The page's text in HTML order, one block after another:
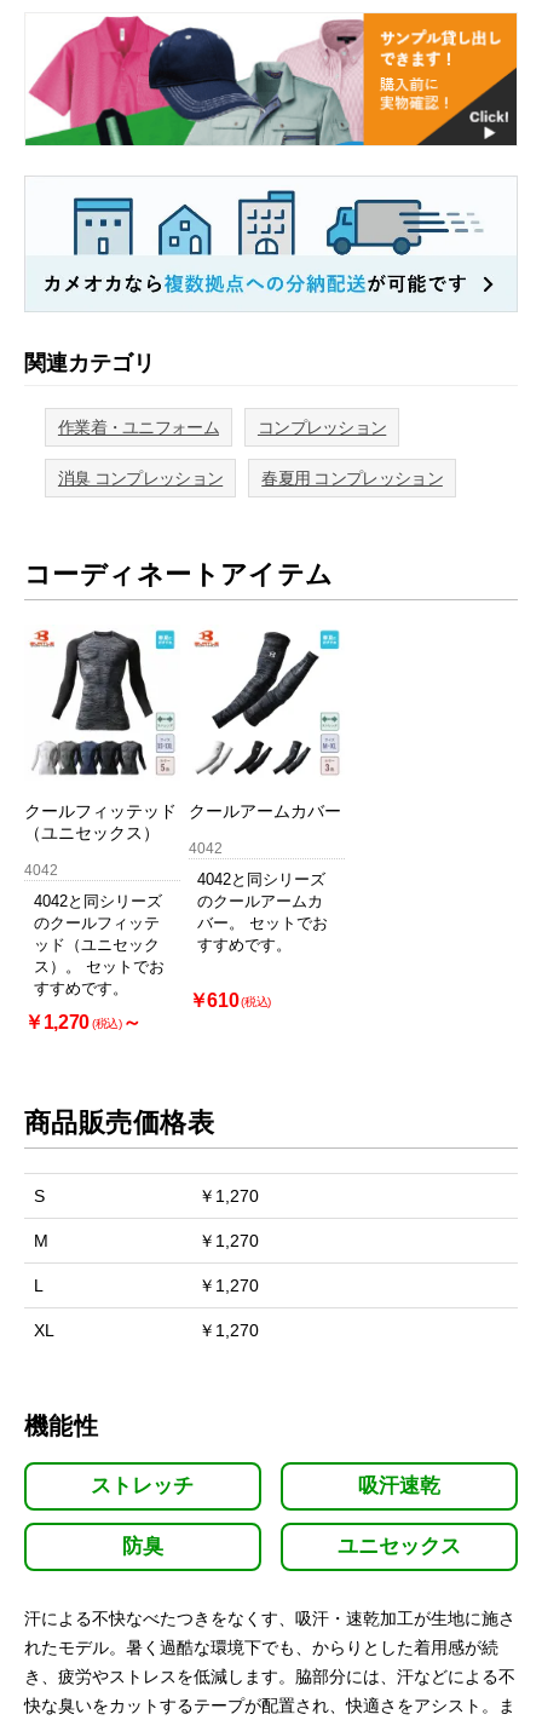
関連カテゴリ
作業着・ユニフォーム コンプレッション
消臭 コンプレッション 春夏用 コンプレッション
コーディネートアイテム
クールフィッテッド
（ユニセックス）
4042
4042と同シリーズ
のクールフィッテ
ッド（ユニセック
ス）。 セットでお
すすめです。
￥1,270(税込)～
クールアームカバー
4042
4042と同シリーズ
のクールアームカ
バー。 セットでお
すすめです。
￥610(税込)
商品販売価格表
S ￥1,270
M ￥1,270
L ￥1,270
XL ￥1,270
機能性
ストレッチ 吸汗速乾
防臭 ユニセックス
汗による不快なべたつきをなくす、吸汗・速乾加工が生地に施さ
れたモデル。暑く過酷な環境下でも、からりとした着用感が続
き、疲労やストレスを低減します。脇部分には、汗などによる不
快な臭いをカットするテープが配置され、快適さをアシスト。ま